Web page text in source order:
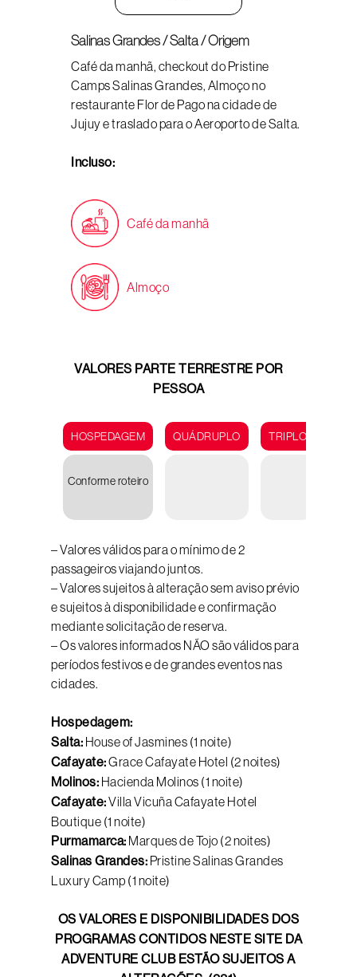
Salinas Grandes / Salta / Origem
Café da manhã, checkout do Pristine
Camps Salinas Grandes, Almoço no
restaurante Flor de Pago na cidade de
Jujuy e traslado para o Aeroporto de Salta.
Incluso:
Café da manhã
Almoço
VALORES PARTE TERRESTRE POR
PESSOA
HOSPEDAGEM QUÁDRUPLO TRIPLO
Conforme roteiro
– Valores válidos para o mínimo de 2
passageiros viajando juntos.
– Valores sujeitos à alteração sem aviso prévio
e sujeitos à disponibilidade e confirmação
mediante solicitação de reserva.
– Os valores informados NÃO são válidos para
períodos festivos e de grandes eventos nas
cidades.
Hospedagem:
Salta: House of Jasmines (1 noite)
Cafayate:Grace Cafayate Hotel (2 noites)
Molinos: Hacienda Molinos (1 noite)
Cafayate:Villa Vicuña Cafayate Hotel
Boutique (1 noite)
Purmamarca: Marques de Tojo (2 noites)
Salinas Grandes: Pristine Salinas Grandes
Luxury Camp (1 noite)
OS VALORES E DISPONIBILIDADES DOS
PROGRAMAS CONTIDOS NESTE SITE DA
ADVENTURE CLUB ESTÃO SUJEITOS A